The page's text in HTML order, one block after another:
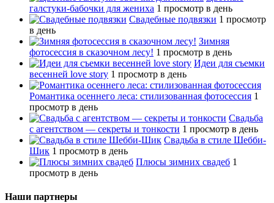
галстуки-бабочки для жениха 1 просмотр в день
Свадебные подвязки 1 просмотр
в день
Зимняя
фотосессия в сказочном лесу! 1 просмотр в день
Идеи для съемки
весенней love story 1 просмотр в день
Романтика осеннего леса: стилизованная фотосессия 1
просмотр в день
Свадьба
с агентством — секреты и тонкости 1 просмотр в день
Свадьба в стиле Шебби-
Шик 1 просмотр в день
Плюсы зимних свадеб 1
просмотр в день
Наши партнеры